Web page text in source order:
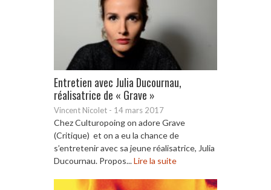
Entretien avec Julia Ducournau,
réalisatrice de « Grave »
Vincent Nicolet - 14 mars 2017
Chez Culturopoing on adore Grave
(Critique) et on a eu la chance de
s’entretenir avec sa jeune réalisatrice, Julia
Ducournau. Propos...Lire la suite